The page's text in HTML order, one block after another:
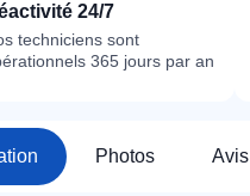
24/7
techniciens sont
365 jours par an
Photos Avis